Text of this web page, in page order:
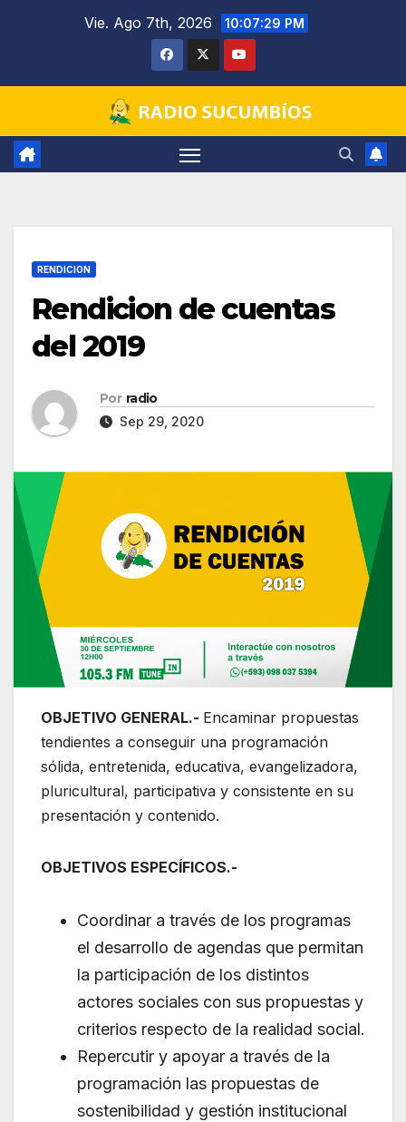
Vie. Ago 7th, 2026 10:07:30 PM
RENDICION
Rendicion de cuentas
del 2019
Por radio
Sep 29, 2020
OBJETIVO GENERAL.- Encaminar propuestas
tendientes a conseguir una programación
sólida, entretenida, educativa, evangelizadora,
pluricultural, participativa y consistente en su
presentación y contenido.
OBJETIVOS ESPECÍFICOS.-
Coordinar a través de los programas
el desarrollo de agendas que permitan
la participación de los distintos
actores sociales con sus propuestas y
criterios respecto de la realidad social.
Repercutir y apoyar a través de la
programación las propuestas de
sostenibilidad y gestión institucional